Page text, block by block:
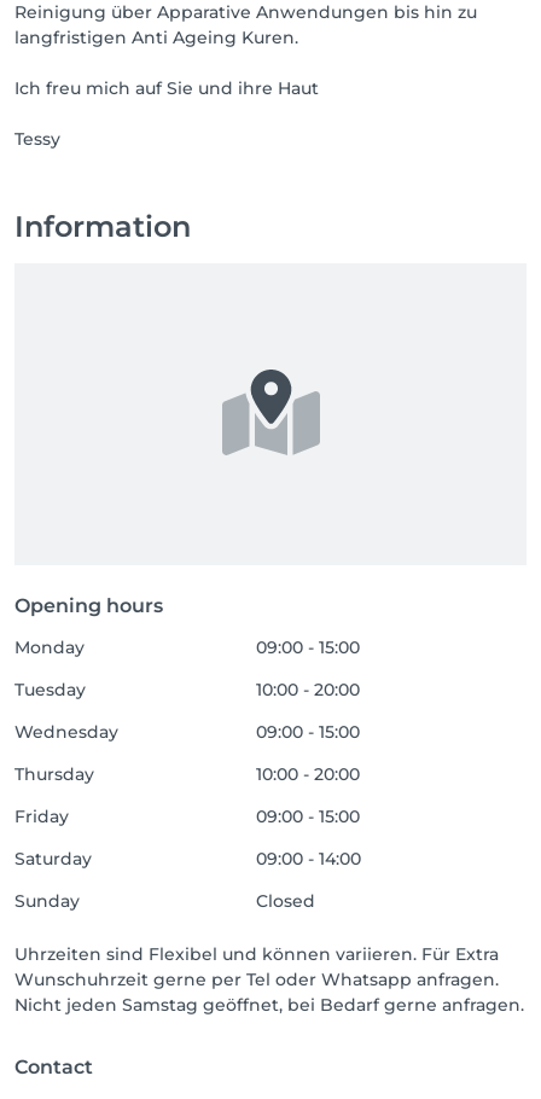
Reinigung über Apparative Anwendungen bis hin zu
langfristigen Anti Ageing Kuren.
Ich freu mich auf Sie und ihre Haut
Tessy
Information
Opening hours
Monday
09:00 - 15:00
Tuesday
10:00 - 20:00
Wednesday
09:00 - 15:00
Thursday
10:00 - 20:00
Friday
09:00 - 15:00
Saturday
09:00 - 14:00
Sunday
Closed
Uhrzeiten sind Flexibel und können variieren. Für Extra
Wunschuhrzeit gerne per Tel oder Whatsapp anfragen.
Nicht jeden Samstag geöffnet, bei Bedarf gerne anfragen.
Contact